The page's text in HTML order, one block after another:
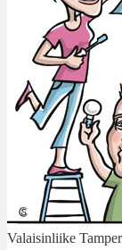
Valaisinliike